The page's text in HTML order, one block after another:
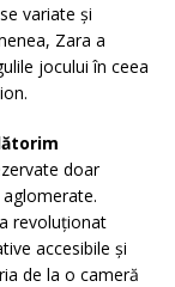
variate și
Zara a
jocului în ceea
doar
revoluționat
accesibile și
de la o cameră